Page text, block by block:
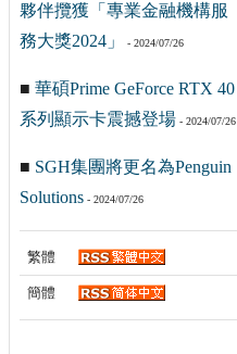
夥伴攬獲「專業金融機構服
務大獎2024」
- 2024/07/26
■ 華碩Prime GeForce RTX 40
系列顯示卡震撼登場- 2024/07/26
■ SGH集團將更名為Penguin
Solutions- 2024/07/26
繁體
簡體